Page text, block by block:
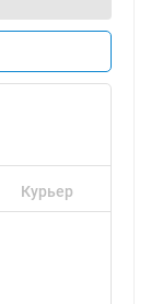
Курьер